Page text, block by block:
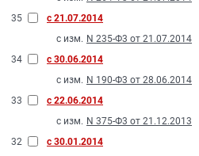
35
с 21.07.2014
с изм. N 235-Ф3 от 21.07.2014
34
с 30.06.2014
с изм. N 190-Ф3 от 28.06.2014
33
с 22.06.2014
с изм. N 375-Ф3 от 21.12.2013
32
с 30.01.2014